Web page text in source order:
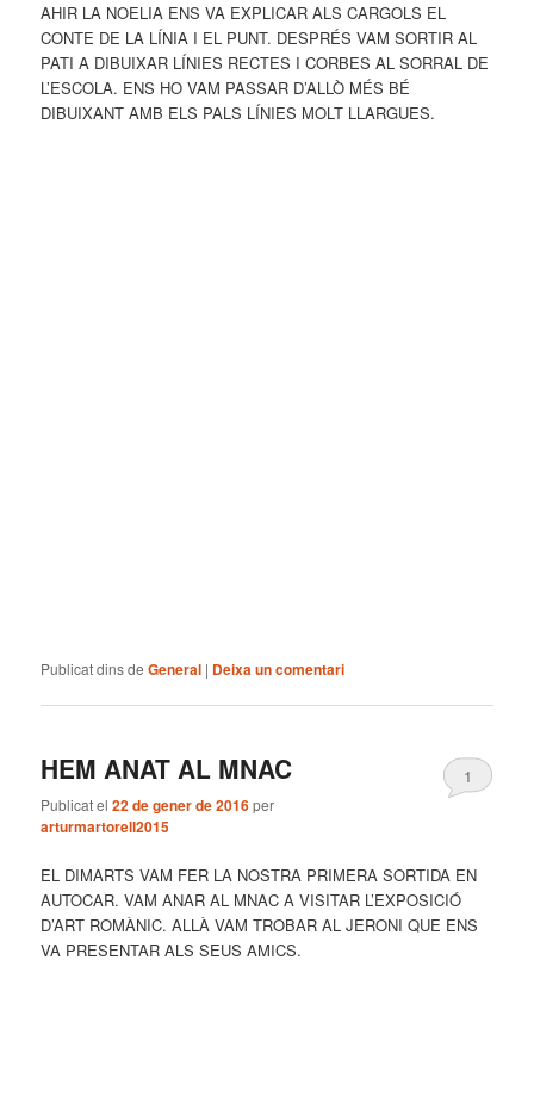
AHIR LA NOELIA ENS VA EXPLICAR ALS CARGOLS EL
CONTE DE LA LÍNIA I EL PUNT. DESPRÉS VAM SORTIR AL
PATI A DIBUIXAR LÍNIES RECTES I CORBES AL SORRAL DE
L’ESCOLA. ENS HO VAM PASSAR D’ALLÒ MÉS BÉ
DIBUIXANT AMB ELS PALS LÍNIES MOLT LLARGUES.
Publicat dins de General | Deixa un comentari
HEM ANAT AL MNAC
Publicat el22 de gener de 2016per
arturmartorell2015
1
EL DIMARTS VAM FER LA NOSTRA PRIMERA SORTIDA EN
AUTOCAR. VAM ANAR AL MNAC A VISITAR L’EXPOSICIÓ
D’ART ROMÀNIC. ALLÀ VAM TROBAR AL JERONI QUE ENS
VA PRESENTAR ALS SEUS AMICS.